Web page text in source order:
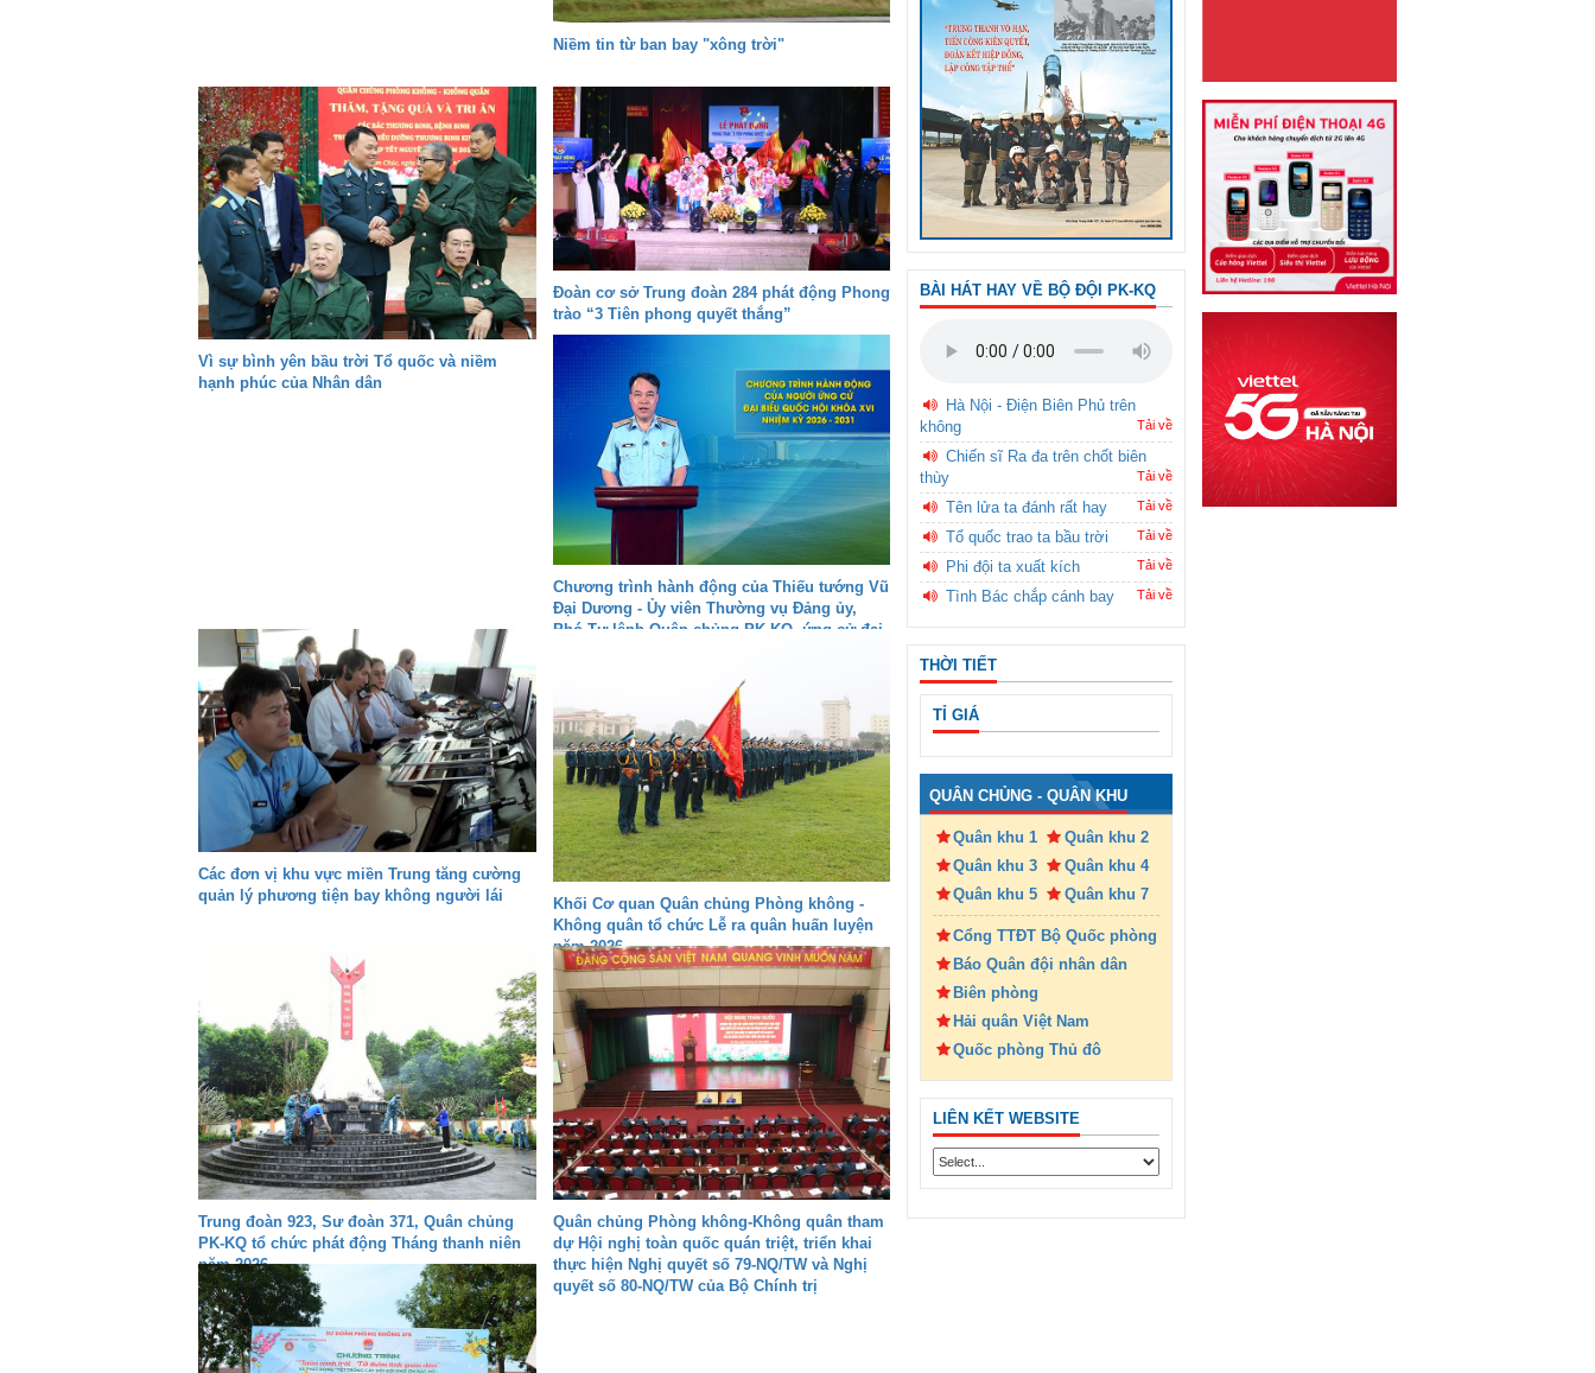
Niềm tin từ ban bay "xông trời"
Vì sự bình yên bầu trời Tổ quốc và niềm
hạnh phúc của Nhân dân
Đoàn cơ sở Trung đoàn 284 phát động Phong
trào “3 Tiên phong quyết thắng”
Chương trình hành động của Thiếu tướng Vũ
Đại Dương - Ủy viên Thường vụ Đảng ủy,
Phó Tư lệnh Quân chủng PK-KQ, ứng cử đại
Các đơn vị khu vực miền Trung tăng cường
quản lý phương tiện bay không người lái
Khối Cơ quan Quân chủng Phòng không -
Không quân tổ chức Lễ ra quân huấn luyện
năm 2026
Trung đoàn 923, Sư đoàn 371, Quân chủng
PK-KQ tổ chức phát động Tháng thanh niên
năm 2026
Quân chủng Phòng không-Không quân tham
dự Hội nghị toàn quốc quán triệt, triển khai
thực hiện Nghị quyết số 79-NQ/TW và Nghị
quyết số 80-NQ/TW của Bộ Chính trị
BÀI HÁT HAY VỀ BỘ ĐỘI PK-KQ
Hà Nội - Điện Biên Phủ trên
không
Tải về
Chiến sĩ Ra đa trên chốt biên
thùy
Tải về
Tên lửa ta đánh rất hay Tải về
Tổ quốc trao ta bầu trời Tải về
Phi đội ta xuất kích Tải về
Tình Bác chắp cánh bay Tải về
THỜI TIẾT
TỈ GIÁ
QUÂN CHỦNG - QUÂN KHU
Quân khu 1
Quân khu 2
Quân khu 3
Quân khu 4
Quân khu 5
Quân khu 7
Cổng TTĐT Bộ Quốc phòng
Báo Quân đội nhân dân
Biên phòng
Hải quân Việt Nam
Quốc phòng Thủ đô
LIÊN KẾT WEBSITE